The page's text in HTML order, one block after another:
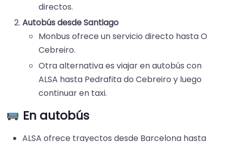
directos.
Autobús desde Santiago
Monbus ofrece un servicio directo hasta O
Cebreiro.
Otra alternativa es viajar en autobús con
ALSA hasta Pedrafita do Cebreiro y luego
continuar en taxi.
En autobús
ALSA ofrece trayectos desde Barcelona hasta